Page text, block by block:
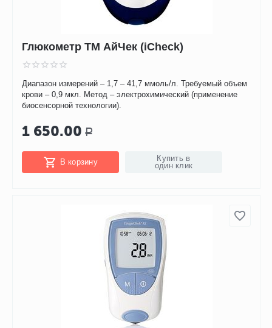
Глюкометр ТМ АйЧек (iCheck)
Диапазон измерений – 1,7 – 41,7 ммоль/л. Требуемый объем
крови – 0,9 мкл. Метод – электрохимический (применение
биосенсорной технологии).
1 650.00 Р
В корзину
Купить в
один клик